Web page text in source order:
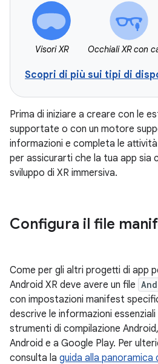
Visori XR Occhiali XR con
Scopri di più sui tipi di
Prima di iniziare a creare con le
supportate o con un motore
informazioni e completa le
per assicurarti che la tua app sia
sviluppo di XR immersiva.
Configura il file
Come per gli altri progetti di app
Android XR deve avere un file
con impostazioni manifest
descrive le informazioni
strumenti di compilazione
Android e a Google Play. Per
consulta la guida alla panoramica